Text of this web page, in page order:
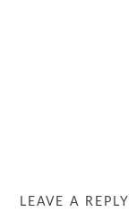
LEAVE A REPLY